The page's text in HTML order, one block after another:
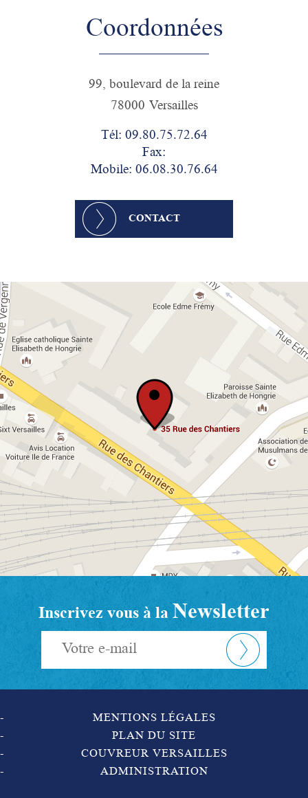
Coordonnées
99, boulevard de la reine
78000 Versailles
Tél: 09.80.75.72.64
Fax:
Mobile: 06.08.30.76.64
CONTACT
Inscrivez vous à laNewsletter
MENTIONS LÉGALES
PLAN DU SITE
COUVREUR VERSAILLES
ADMINISTRATION